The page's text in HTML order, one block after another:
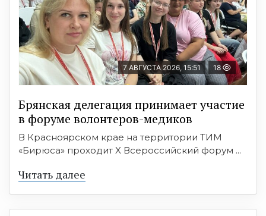
7 АВГУСТА 2026, 15:51 18
Брянская делегация принимает участие
в форуме волонтеров-медиков
В Красноярском крае на территории ТИМ
«Бирюса» проходит X Всероссийский форум ...
Читать далее